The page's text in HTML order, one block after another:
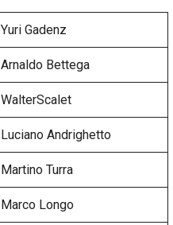
Yuri Gadenz
Arnaldo Bettega
WalterScalet
Luciano Andrighetto
Martino Turra
Marco Longo